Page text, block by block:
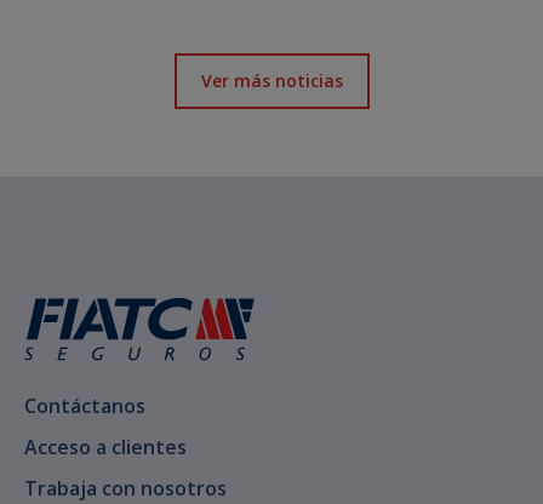
Ver más noticias
Contáctanos
Acceso a clientes
Trabaja con nosotros